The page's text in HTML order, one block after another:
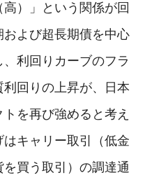
）」という関係が回
よび超長期債を中心
利回りカーブのフラ
回りの上昇が、日本
を再び強めると考え
キャリー取引（低金
買う取引）の調達通